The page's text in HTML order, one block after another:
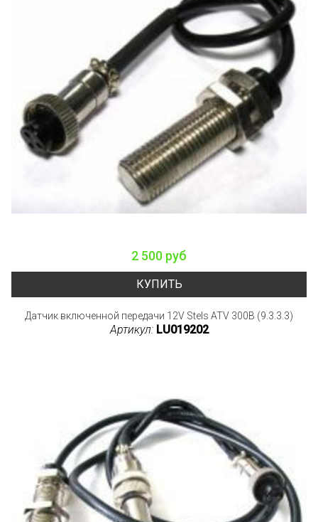
2 500 руб
КУПИТЬ
Датчик включенной передачи 12V Stels ATV 300B (9.3.3.3)
Артикул: LU019202